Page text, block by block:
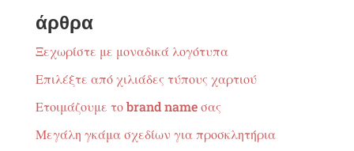
άρθρα
Ξεχωρίστε με μοναδικά λογότυπα
Επιλέξτε από χιλιάδες τύπους χαρτιού
Ετοιμάζουμε το brand name σας
Μεγάλη γκάμα σχεδίων για προσκλητήρια